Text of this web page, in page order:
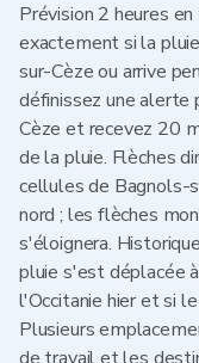
Prévision 2 heures
exactement si la
sur-Cèze ou arrive
définissez une alerte
Cèze et recevez 20
de la pluie. Flèches
cellules de Bagnols-
nord ; les flèches
s'éloignera.
pluie s'est déplacée
l'Occitanie hier et si
Plusieurs